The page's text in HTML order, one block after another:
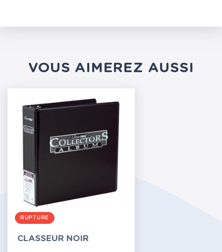
VOUS AIMEREZ AUSSI
RUPTURE
CLASSEUR NOIR